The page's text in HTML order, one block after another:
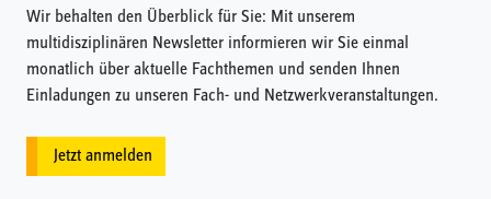
Wir behalten den Überblick für Sie: Mit unserem
multidisziplinären Newsletter informieren wir Sie einmal
monatlich über aktuelle Fachthemen und senden Ihnen
Einladungen zu unseren Fach- und Netzwerkveranstaltungen.
Jetzt anmelden